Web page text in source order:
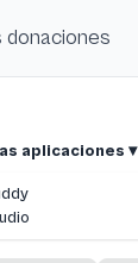
donaciones
aplicaciones ▾